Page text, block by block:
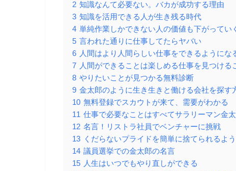
2 知識なんて必要ない。バカが成功する理由
3 知識を活用できる人が生き残る時代
4 単純作業しかできない人の価値も下がってい
5 言われた通りに仕事してたらヤバい
6 人間はより人間らしい仕事をできるようにな
7 人間ができることは楽しめる仕事を見つける
8 やりたいことが見つかる無料診断
9 金太郎のように生き生きと働ける会社を探す
10 無料登録でスカウトが来て、需要がわかる
11 仕事で必要なことはすべてサラリーマン金
12 名言！リストラ社員でベンチャーに挑戦
13
くだらないプライドを簡単に捨てられるよ
14 議員選挙での金太郎の名言
15 人生はいつでもやり直しができる